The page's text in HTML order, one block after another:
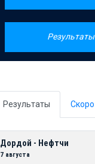
Результаты
Результаты Скоро
Дордой - Нефтчи
7 августа